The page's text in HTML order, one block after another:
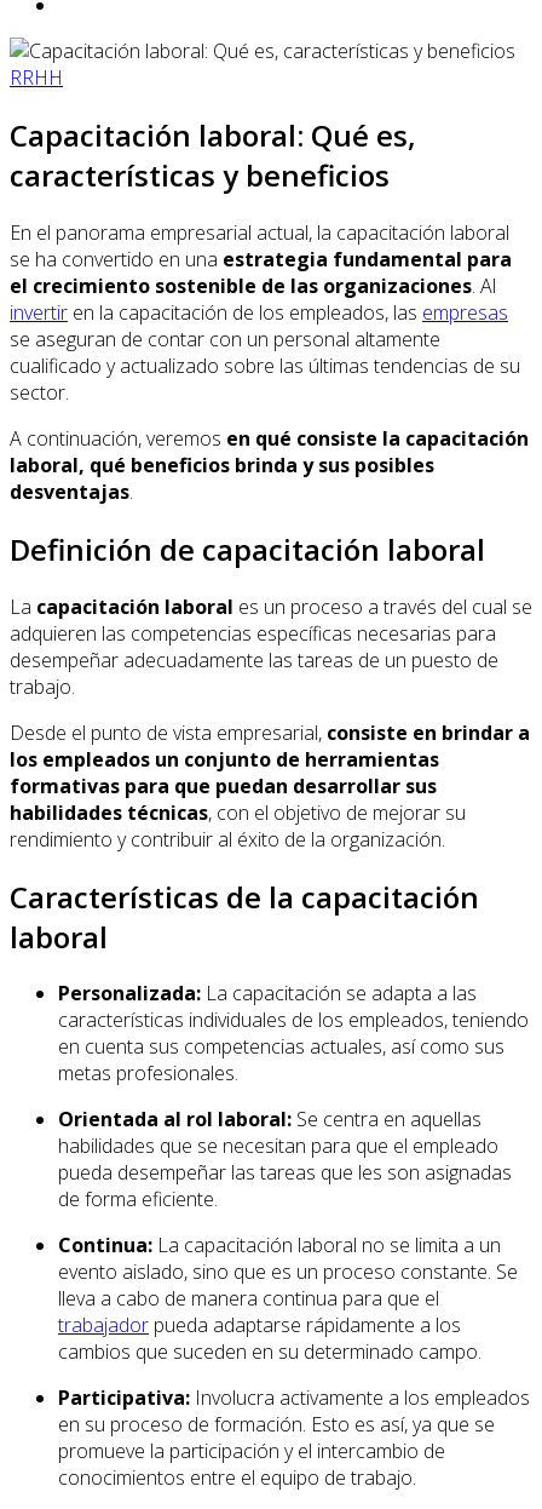
RRHH
Capacitación laboral: Qué es,
características y beneficios
En el panorama empresarial actual, la capacitación laboral
se ha convertido en una estrategia fundamental para
el crecimiento sostenible de las organizaciones. Al
invertir en la capacitación de los empleados, las empresas
se aseguran de contar con un personal altamente
cualificado y actualizado sobre las últimas tendencias de su
sector.
A continuación, veremos en qué consiste la capacitación
laboral, qué beneficios brinda y sus posibles
desventajas.
Definición de capacitación laboral
La capacitación laboral es un proceso a través del cual se
adquieren las competencias específicas necesarias para
desempeñar adecuadamente las tareas de un puesto de
trabajo.
Desde el punto de vista empresarial, consiste en brindar a
los empleados un conjunto de herramientas
formativas para que puedan desarrollar sus
habilidades técnicas, con el objetivo de mejorar su
rendimiento y contribuir al éxito de la organización.
Características de la capacitación
laboral
Personalizada: La capacitación se adapta a las
características individuales de los empleados, teniendo
en cuenta sus competencias actuales, así como sus
metas profesionales.
Orientada al rol laboral: Se centra en aquellas
habilidades que se necesitan para que el empleado
pueda desempeñar las tareas que les son asignadas
de forma eficiente.
Continua: La capacitación laboral no se limita a un
evento aislado, sino que es un proceso constante. Se
lleva a cabo de manera continua para que el
trabajador pueda adaptarse rápidamente a los
cambios que suceden en su determinado campo.
Participativa: Involucra activamente a los empleados
en su proceso de formación. Esto es así, ya que se
promueve la participación y el intercambio de
conocimientos entre el equipo de trabajo.